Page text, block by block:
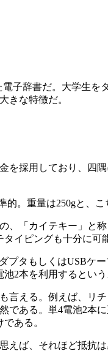
子辞書だ。大学生を
きな特徴だ。
を採用しており、四
。重量は250gと、こ
、「カイテキー」と
イピングも十分に可
プタもしくはUSBケ
2本を利用するという
える。例えば、リ
である。単4電池2本
ある。
ば、それほど抵抗は